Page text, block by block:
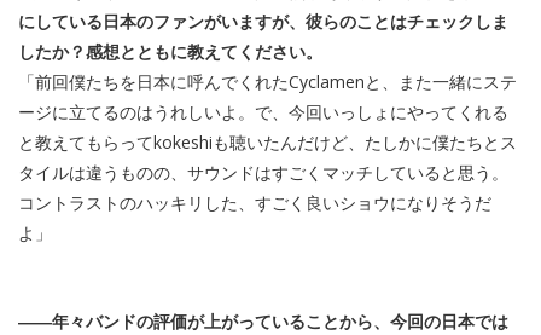
にしている日本のファンがいますが、彼らのことはチェックしま
したか？感想とともに教えてください。
「前回僕たちを日本に呼んでくれたCyclamenと、また一緒にステ
ージに立てるのはうれしいよ。で、今回いっしょにやってくれる
と教えてもらってkokeshiも聴いたんだけど、たしかに僕たちとス
タイルは違うものの、サウンドはすごくマッチしていると思う。
コントラストのハッキリした、すごく良いショウになりそうだ
よ」
――年々バンドの評価が上がっていることから、今回の日本では